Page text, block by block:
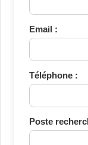
Email :
Téléphone :
Poste